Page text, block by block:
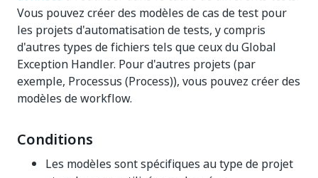
Vous pouvez créer des modèles de cas de test pour
les projets d'automatisation de tests, y compris
d'autres types de fichiers tels que ceux du Global
Exception Handler. Pour d'autres projets (par
exemple, Processus (Process)), vous pouvez créer des
modèles de workflow.
Conditions
Les modèles sont spécifiques au type de projet